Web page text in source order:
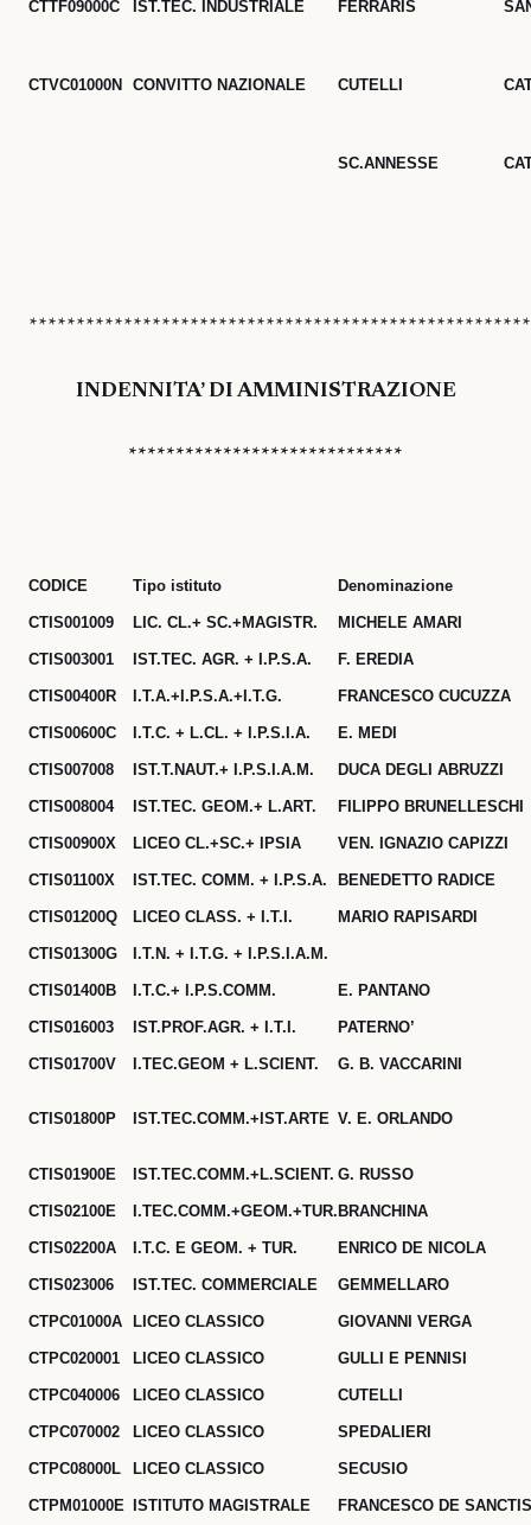
CTTF09000C IST.TEC. INDUSTRIALE FERRARIS
CTVC01000N CONVITTO NAZIONALE CUTELLI
SC.ANNESSE
INDENNITA’ DI AMMINISTRAZIONE
*****************************
CODICE Tipo istituto Denominazione
CTIS001009 LIC. CL.+ SC.+MAGISTR. MICHELE AMARI
CTIS003001 IST.TEC. AGR. + I.P.S.A. F. EREDIA
CTIS00400R I.T.A.+I.P.S.A.+I.T.G. FRANCESCO CUCUZZA
CTIS00600C I.T.C. + L.CL. + I.P.S.I.A. E. MEDI
CTIS007008 IST.T.NAUT.+ I.P.S.I.A.M. DUCA DEGLI ABRUZZI
CTIS008004 IST.TEC. GEOM.+ L.ART. FILIPPO BRUNELLESCHI
CTIS00900X LICEO CL.+SC.+ IPSIA VEN. IGNAZIO CAPIZZI
CTIS01100X IST.TEC. COMM. + I.P.S.A. BENEDETTO RADICE
CTIS01200Q LICEO CLASS. + I.T.I. MARIO RAPISARDI
CTIS01300G I.T.N. + I.T.G. + I.P.S.I.A.M.
CTIS01400B I.T.C.+ I.P.S.COMM. E. PANTANO
CTIS016003 IST.PROF.AGR. + I.T.I. PATERNO’
CTIS01700V I.TEC.GEOM + L.SCIENT. G. B. VACCARINI
CTIS01800P IST.TEC.COMM.+IST.ARTE V. E. ORLANDO
CTIS01900E IST.TEC.COMM.+L.SCIENT. G. RUSSO
CTIS02100E I.TEC.COMM.+GEOM.+TUR.BRANCHINA
CTIS02200A I.T.C. E GEOM. + TUR. ENRICO DE NICOLA
CTIS023006 IST.TEC. COMMERCIALE GEMMELLARO
CTPC01000A LICEO CLASSICO GIOVANNI VERGA
CTPC020001 LICEO CLASSICO GULLI E PENNISI
CTPC040006 LICEO CLASSICO CUTELLI
CTPC070002 LICEO CLASSICO SPEDALIERI
CTPC08000L LICEO CLASSICO SECUSIO
CTPM01000E ISTITUTO MAGISTRALE FRANCESCO DE SANCTIS